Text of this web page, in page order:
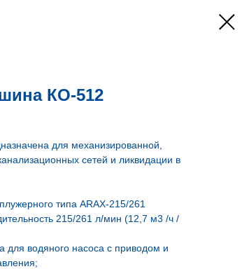
КО-512
для механизированной,
сетей и ликвидации в
типа ARAX-215/261
215/261 л/мин (12,7 м3 /ч /
для водяного насоса с приводом и